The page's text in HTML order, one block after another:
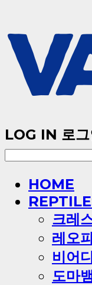
LOG IN 로
HOME
크레
레오
비어
도마뱀